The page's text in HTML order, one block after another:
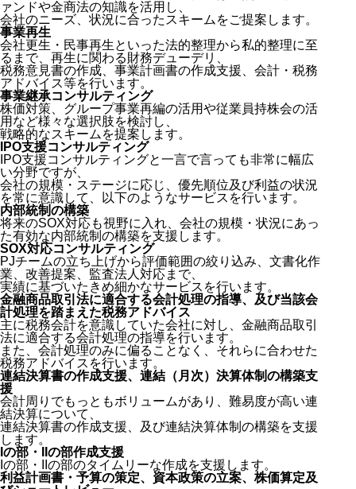
ァンドや金商法の知識を活用し、
会社のニーズ、状況に合ったスキームをご提案します。
事業再生
会社更生・民事再生といった法的整理から私的整理に至
るまで、再生に関わる財務デューデリ、
税務意見書の作成、事業計画書の作成支援、会計・税務
アドバイス等を行います。
事業継承コンサルティング
株価対策、グループ事業再編の活用や従業員持株会の活
用など様々な選択肢を検討し、
戦略的なスキームを提案します。
IPO支援コンサルティング
IPO支援コンサルティングと一言で言っても非常に幅広
い分野ですが、
会社の規模・ステージに応じ、優先順位及び利益の状況
を常に意識して、以下のようなサービスを行います。
内部統制の構築
将来のSOX対応も視野に入れ、会社の規模・状況にあっ
た有効な内部統制の構築を支援します。
SOX対応コンサルティング
PJチームの立ち上げから評価範囲の絞り込み、文書化作
業、改善提案、監査法人対応まで、
実績に基づいたきめ細かなサービスを行います。
金融商品取引法に適合する会計処理の指導、及び当該会
計処理を踏まえた税務アドバイス
主に税務会計を意識していた会社に対し、金融商品取引
法に適合する会計処理の指導を行います。
また、会計処理のみに偏ることなく、それらに合わせた
税務アドバイスを行います。
連結決算書の作成支援、連結（月次）決算体制の構築支
援
会計周りでもっともボリュームがあり、難易度が高い連
結決算について、
連結決算書の作成支援、及び連結決算体制の構築を支援
します。
Iの部・IIの部作成支援
Iの部・IIの部のタイムリーな作成を支援します。
利益計画書・予算の策定、資本政策の立案、株価算定及